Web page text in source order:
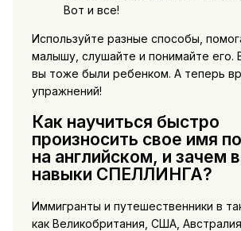
Вот и все!
Используйте разные способы,
малышу, слушайте и понимайте его.
вы тоже были ребенком. А теперь
упражнений!
Как научиться быстро
произносить свое имя
на английском, и зачем
навыки СПЕЛЛИНГА?
Иммигранты и путешественники в
как Великобритания, США,